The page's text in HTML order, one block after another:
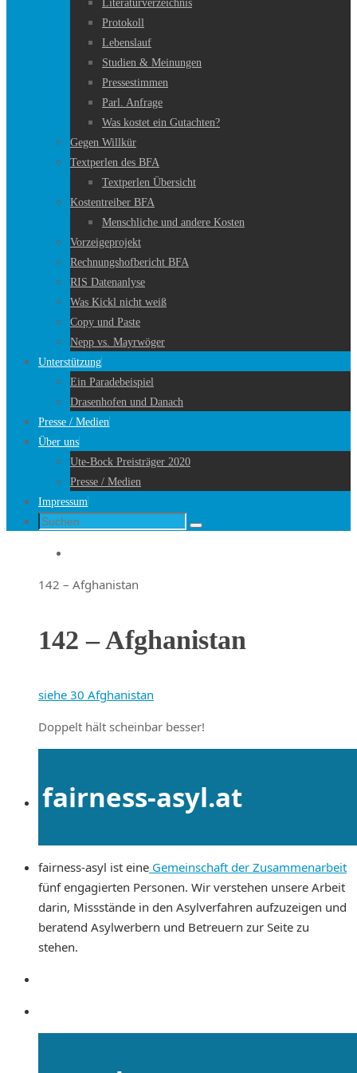
Literaturverzeichnis
Protokoll
Lebenslauf
Studien & Meinungen
Pressestimmen
Parl. Anfrage
Was kostet ein Gutachten?
Gegen Willkür
Textperlen des BFA
Textperlen Übersicht
Kostentreiber BFA
Menschliche und andere Kosten
Vorzeigeprojekt
Rechnungshofbericht BFA
RIS Datenanlyse
Was Kickl nicht weiß
Copy und Paste
Nepp vs. Mayrwöger
Unterstützung
Ein Paradebeispiel
Drasenhofen und Danach
Presse / Medien
Über uns
Ute-Bock Preisträger 2020
Presse / Medien
Impressum
Suche
Suchen
Startseite
142 – Afghanistan
142 – Afghanistan
siehe 30 Afghanistan
Doppelt hält scheinbar besser!
fairness-asyl.at
fairness-asyl ist eine Gemeinschaft der Zusammenarbeit
fünf engagierten Personen. Wir verstehen unsere Arbeit
darin, Missstände in den Asylverfahren aufzuzeigen und
beratend Asylwerbern und Betreuern zur Seite zu
stehen.